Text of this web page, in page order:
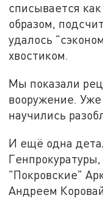
списывается
образом,
удалось
хвостиком.
Мы показали
вооружение.
научились
И ещё одна
"Покровские"
Андреем